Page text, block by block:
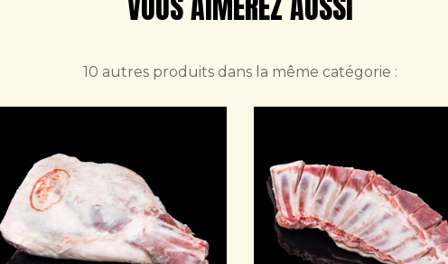
10 autres produits dans la même catégorie :
APERÇU RAPIDE APERÇU RAPIDE